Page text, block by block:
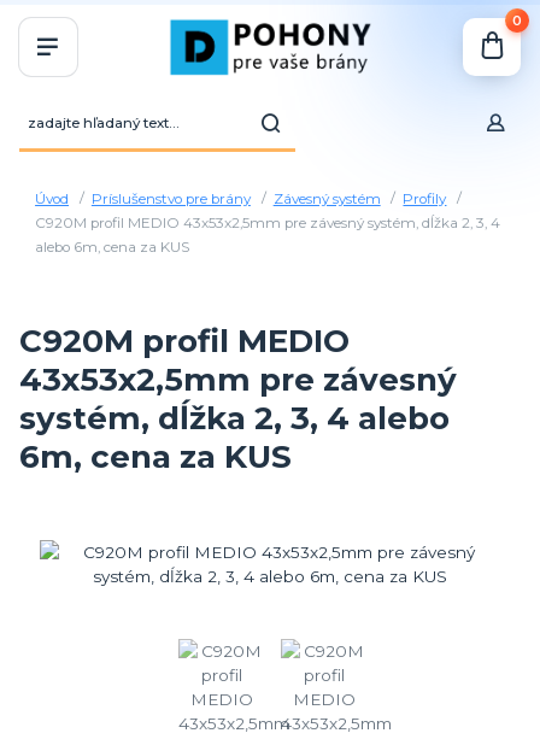
0
Úvod Príslušenstvo pre brány Závesný systém
Profily
C920M profil MEDIO 43x53x2,5mm pre závesný systém, dĺžka 2, 3, 4
alebo 6m, cena za KUS
C920M profil MEDIO
43x53x2,5mm pre závesný
systém, dĺžka 2, 3, 4 alebo
6m, cena za KUS